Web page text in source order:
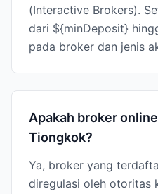
(Interactive Brokers).
dari ${minDeposit}
pada broker dan jenis
Apakah broker
Tiongkok?
Ya, broker yang
diregulasi oleh otoritas